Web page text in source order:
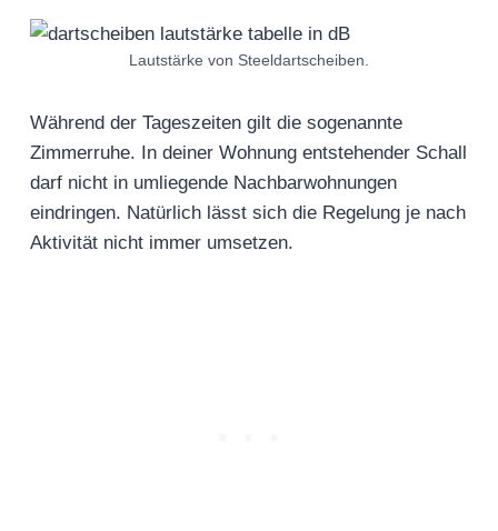
Lautstärke von Steeldartscheiben.
Während der Tageszeiten gilt die sogenannte
Zimmerruhe. In deiner Wohnung entstehender Schall
darf nicht in umliegende Nachbarwohnungen
eindringen. Natürlich lässt sich die Regelung je nach
Aktivität nicht immer umsetzen.